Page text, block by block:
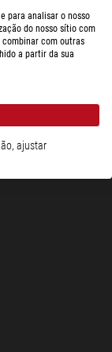
para analisar o nosso
do nosso sítio com
combinar com outras
a partir da sua
ajustar